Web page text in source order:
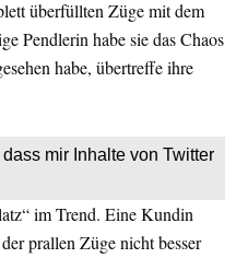
überfüllten Züge mit dem
Pendlerin habe sie das Chaos
habe, übertreffe ihre
mir Inhalte von Twitter
im Trend. Eine Kundin
prallen Züge nicht besser